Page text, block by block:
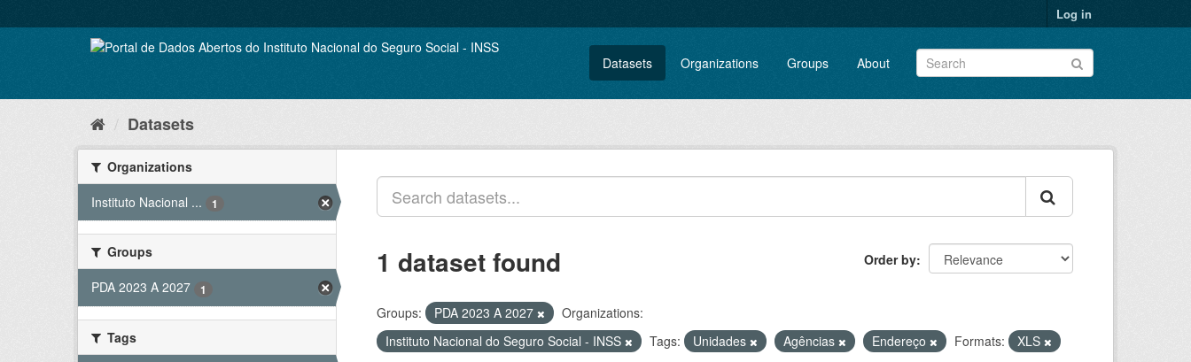
to
Log in
Datasets Organizations Groups About
Datasets
Organizations
Instituto Nacional ...
1
Groups
PDA 2023 A 2027
1
Tags
Order by
1 dataset found
Groups: PDA 2023 A 2027
Organizations:
Instituto Nacional do Seguro Social - INSS
Tags: Unidades Agências Endereço Formats: XLS